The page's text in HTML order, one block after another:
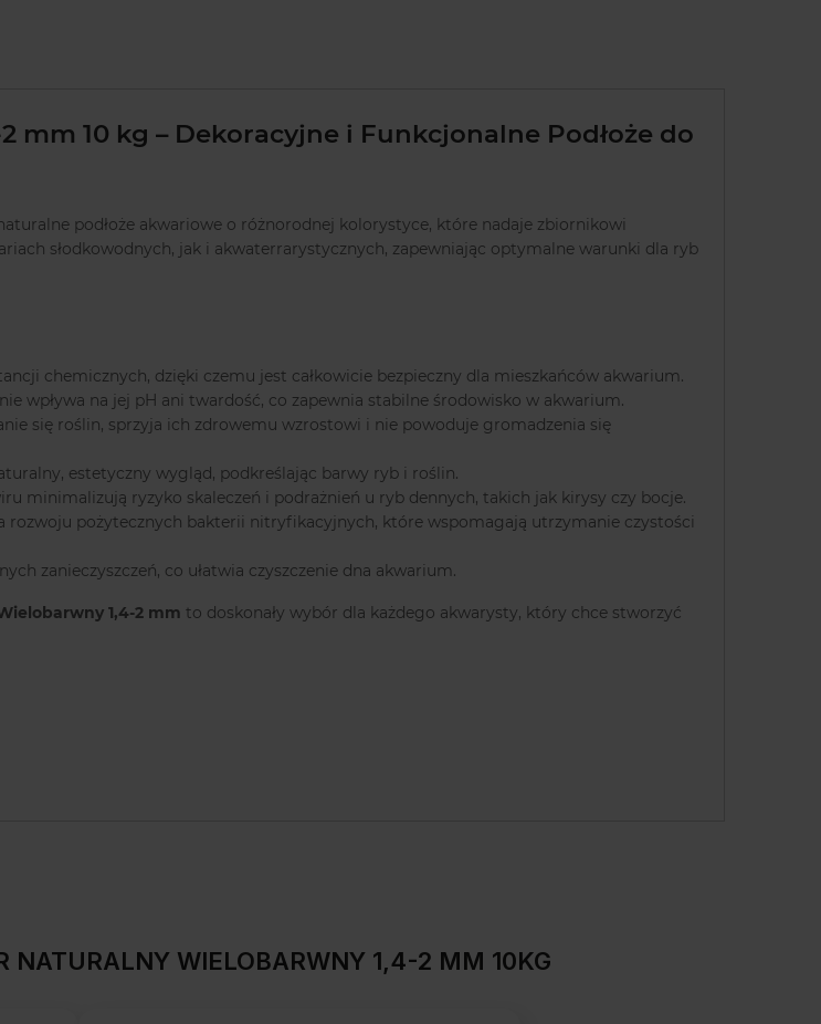
mm 10 kg – Dekoracyjne i Funkcjonalne Podłoże do
podłoże akwariowe o różnorodnej kolorystyce, które nadaje zbiornikowi
słodkowodnych, jak i akwaterrarystycznych, zapewniając optymalne warunki dla ryb
chemicznych, dzięki czemu jest całkowicie bezpieczny dla mieszkańców akwarium.
wpływa na jej pH ani twardość, co zapewnia stabilne środowisko w akwarium.
się roślin, sprzyja ich zdrowemu wzrostowi i nie powoduje gromadzenia się
estetyczny wygląd, podkreślając barwy ryb i roślin.
minimalizują ryzyko skaleczeń i podrażnień u ryb dennych, takich jak kirysy czy bocje.
rozwoju pożytecznych bakterii nitryfikacyjnych, które wspomagają utrzymanie czystości
zanieczyszczeń, co ułatwia czyszczenie dna akwarium.
1,4-2 mm to doskonały wybór dla każdego akwarysty, który chce stworzyć
WIELOBARWNY 1,4-2 MM 10KG